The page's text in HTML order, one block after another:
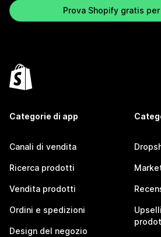
Prova Shopify gratis
Categorie di app
Canali di vendita
Ricerca prodotti
Vendita prodotti
Ordini e spedizioni
Design del negozio